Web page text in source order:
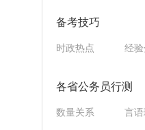
备考技巧
时政热点 经
各省公务员行测
数量关系 言